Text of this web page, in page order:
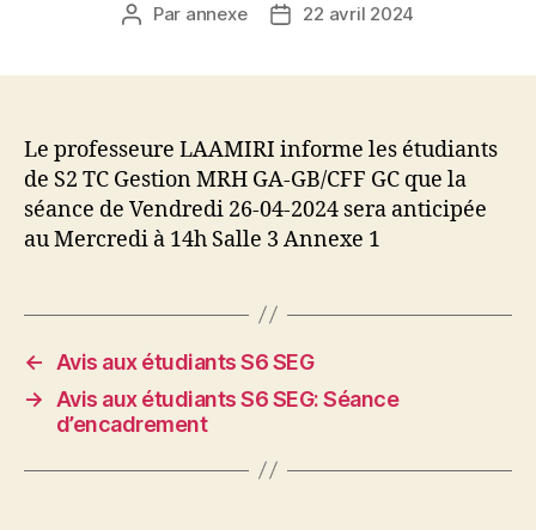
Auteur
Par annexe
Date22 avril 2024
Le professeure LAAMIRI informe les étudiants
de S2 TC Gestion MRH GA-GB/CFF GC que la
séance de Vendredi 26-04-2024 sera anticipée
au Mercredi à 14h Salle 3 Annexe 1
←
Avis aux étudiants S6 SEG
→
Avis aux étudiants S6 SEG: Séance
d’encadrement